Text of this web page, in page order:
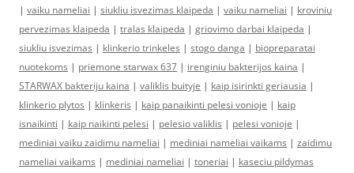
| vaiku nameliai | siukliu isvezimas klaipeda | vaiku nameliai | kroviniu
pervezimas klaipeda | tralas klaipeda | griovimo darbai klaipeda |
siukliu isvezimas | klinkerio trinkeles | stogo danga | biopreparatai
nuotekoms | priemone starwax 637 | irenginiu bakterijos kaina |
STARWAX bakteriju kaina | valiklis buityje | kaip isirinkti geriausia |
klinkerio plytos | klinkeris | kaip panaikinti pelesi vonioje | kaip
isnaikinti | kaip naikinti pelesi | pelesio valiklis | pelesi vonioje |
mediniai vaiku zaidimu nameliai | mediniai nameliai vaikams | zaidimu
nameliai vaikams | mediniai nameliai | toneriai | kaseciu pildymas